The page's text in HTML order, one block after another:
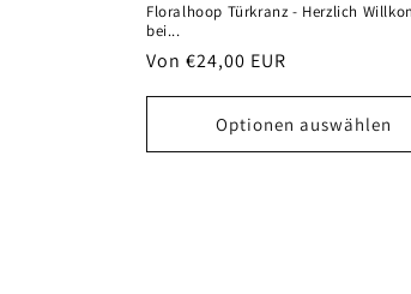
Floralhoop Türkranz - Herzlich
bei...
Normaler
Preis
Von €24,00 EUR
Optionen auswählen